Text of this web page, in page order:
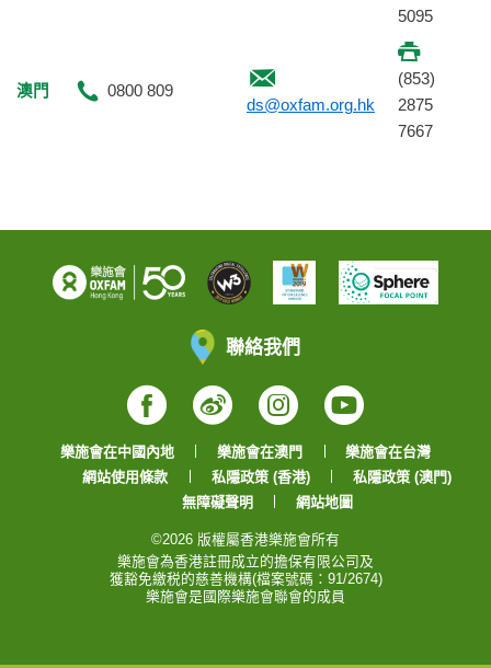
5095
澳門
0800 809
ds@oxfam.org.hk
(853)
2875
7667
聯絡我們
Facebook
WeiboInstagram
YouTube
樂施會在中國內地 樂施會在澳門
樂施會在台灣
網站使用條款
私隱政策 (香港)
私隱政策 (澳門)
無障礙聲明
網站地圖
©2026 版權屬香港樂施會所有
樂施會為香港註冊成立的擔保有限公司及
獲豁免繳税的慈善機構(檔案號碼：91/2674)
樂施會是國際樂施會聯會的成員